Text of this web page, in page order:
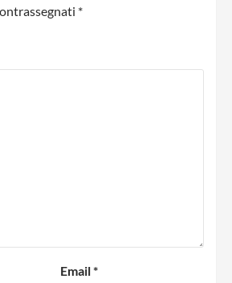
*
Email*